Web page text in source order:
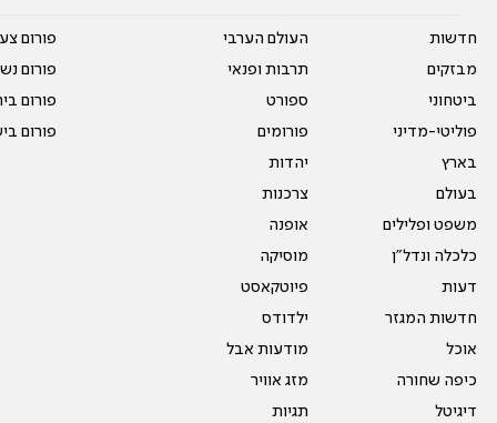
חדשות
מבזקים
ביטחוני
פוליטי-מדיני
בארץ
בעולם
משפט ופלילים
כלכלה ונדל"ן
דעות
חדשות המגזר
אוכל
כיפה שחורה
דיגיטל
העולם הערבי
תרבות ופנאי
ספורט
פורומים
יהדות
צרכנות
אופנה
מוסיקה
פיוטקאסט
ילדודס
מודעות אבל
מזג אוויר
תגיות
פורום
פורום
פורום
פורום